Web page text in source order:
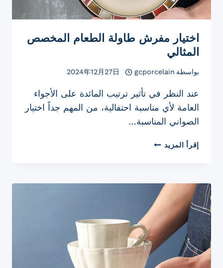
اختيار مفرش طاولة الطعام المخصص
المثالي
بواسطة gcporcelain
2024年12月27日
عند النظر في تأثير ترتيب المائدة على الأجواء
العامة لأي مناسبة احتفالية، من المهم جداً اختيار
الصواني المناسبة…
إقرأ المزيد اختيار
المخصص
المثالي